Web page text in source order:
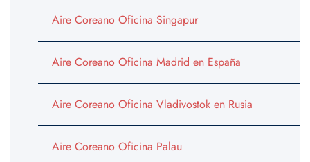
Aire Coreano Oficina Singapur
Aire Coreano Oficina Madrid en España
Aire Coreano Oficina Vladivostok en Rusia
Aire Coreano Oficina Palau